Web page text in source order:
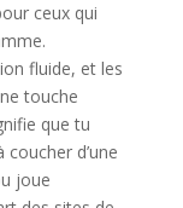
ceux qui
fluide, et les
touche
que tu
d’une
joue